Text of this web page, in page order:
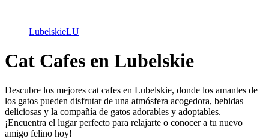
LubelskieLU
Cat Cafes en Lubelskie
Descubre los mejores cat cafes en Lubelskie, donde los amantes de
los gatos pueden disfrutar de una atmósfera acogedora, bebidas
deliciosas y la compañía de gatos adorables y adoptables.
¡Encuentra el lugar perfecto para relajarte o conocer a tu nuevo
amigo felino hoy!